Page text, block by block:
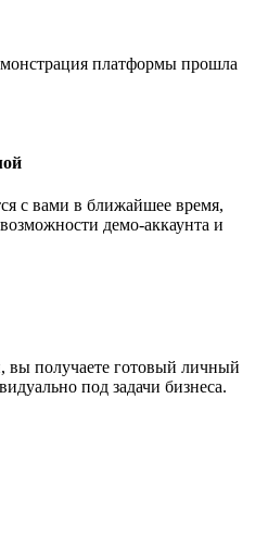
платформы прошла
с вами в ближайшее время,
демо-аккаунта и
вы получаете готовый личный
под задачи бизнеса.